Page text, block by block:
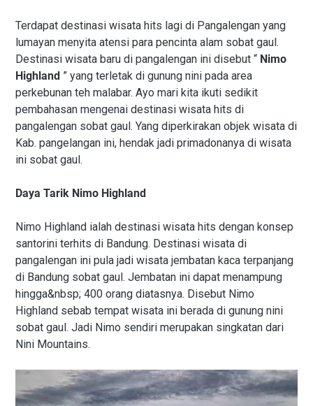
Terdapat destinasi wisata hits lagi di Pangalengan yang
lumayan menyita atensi para pencinta alam sobat gaul.
Destinasi wisata baru di pangalengan ini disebut “ Nimo
Highland ” yang terletak di gunung nini pada area
perkebunan teh malabar. Ayo mari kita ikuti sedikit
pembahasan mengenai destinasi wisata hits di
pangalengan sobat gaul. Yang diperkirakan objek wisata di
Kab. pangelangan ini, hendak jadi primadonanya di wisata
ini sobat gaul.
Daya Tarik Nimo Highland
Nimo Highland ialah destinasi wisata hits dengan konsep
santorini terhits di Bandung. Destinasi wisata di
pangalengan ini pula jadi wisata jembatan kaca terpanjang
di Bandung sobat gaul. Jembatan ini dapat menampung
hingga&nbsp; 400 orang diatasnya. Disebut Nimo
Highland sebab tempat wisata ini berada di gunung nini
sobat gaul. Jadi Nimo sendiri merupakan singkatan dari
Nini Mountains.